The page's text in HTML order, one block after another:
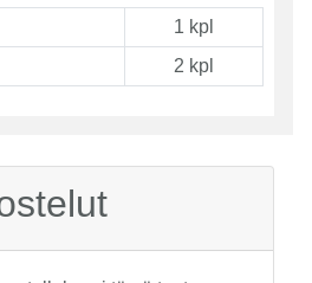
1 kpl
2 kpl